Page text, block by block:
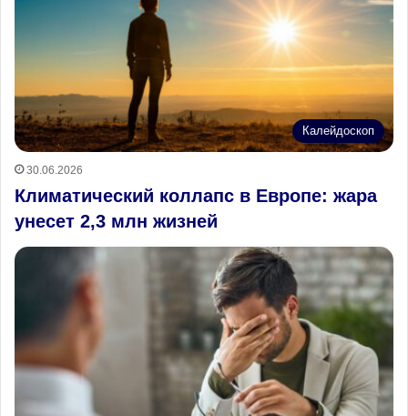
Калейдоскоп
30.06.2026
Климатический коллапс в Европе: жара
унесет 2,3 млн жизней